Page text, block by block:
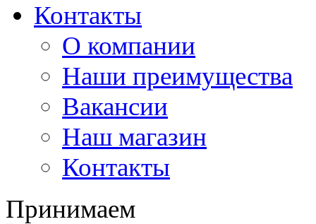
Контакты
О компании
Наши преимущества
Вакансии
Наш магазин
Контакты
Принимаем